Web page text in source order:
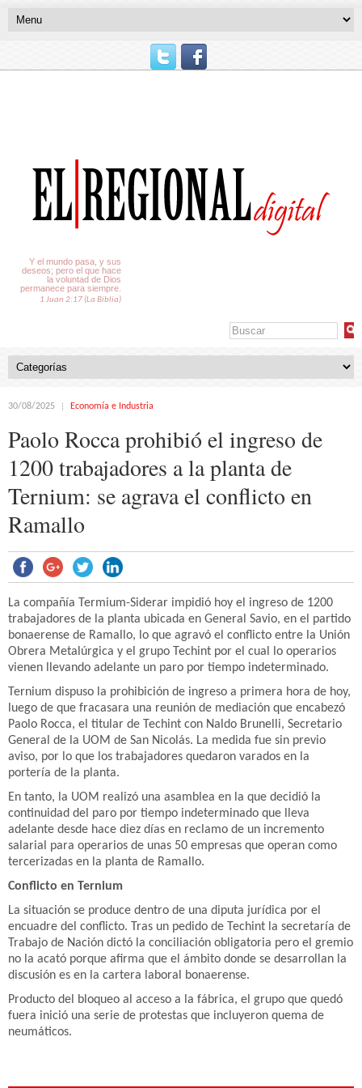
Y el mundo pasa, y sus
deseos; pero el que hace
la voluntad de Dios
permanece para siempre.
1 Juan 2:17 (La Biblia)
30/08/2025 Economía e Industria
Paolo Rocca prohibió el ingreso de
1200 trabajadores a la planta de
Ternium: se agrava el conflicto en
Ramallo
La compañía Termium-Siderar impidió hoy el ingreso de 1200
trabajadores de la planta ubicada en General Savio, en el partido
bonaerense de Ramallo, lo que agravó el conflicto entre la Unión
Obrera Metalúrgica y el grupo Techint por el cual lo operarios
vienen llevando adelante un paro por tiempo indeterminado.
Ternium dispuso la prohibición de ingreso a primera hora de hoy,
luego de que fracasara una reunión de mediación que encabezó
Paolo Rocca, el titular de Techint con Naldo Brunelli, Secretario
General de la UOM de San Nicolás. La medida fue sin previo
aviso, por lo que los trabajadores quedaron varados en la
portería de la planta.
En tanto, la UOM realizó una asamblea en la que decidió la
continuidad del paro por tiempo indeterminado que lleva
adelante desde hace diez días en reclamo de un incremento
salarial para operarios de unas 50 empresas que operan como
tercerizadas en la planta de Ramallo.
Conflicto en Ternium
La situación se produce dentro de una diputa jurídica por el
encuadre del conflicto. Tras un pedido de Techint la secretaría de
Trabajo de Nación dictó la conciliación obligatoria pero el gremio
no la acató porque afirma que el ámbito donde se desarrollan la
discusión es en la cartera laboral bonaerense.
Producto del bloqueo al acceso a la fábrica, el grupo que quedó
fuera inició una serie de protestas que incluyeron quema de
neumáticos.